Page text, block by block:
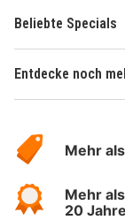
Beliebte Specials
Entdecke noch
Hotelspecials
Mehr
Mehr
20